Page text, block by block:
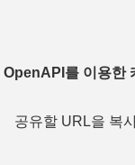
OpenAPI를 이용한
공유할 URL을 복